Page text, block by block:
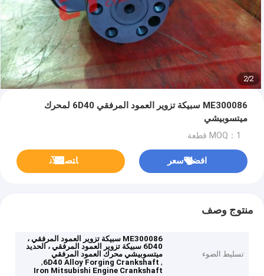
2
/
2
ME300086 سبيكة تزوير العمود المرفقي 6D40 لمحرك
ميتسوبيشي
MOQ：1 قطعة
افضل سعر ﺎﺘﺼﻟ ﺍﻶﻧ
منتوج وصف
تسليط الضوء
ME300086 سبيكة تزوير العمود المرفقي ،
6D40 سبيكة تزوير العمود المرفقي ، الحديد
ميتسوبيشي محرك العمود المرفقي
,
6D40 Alloy Forging Crankshaft
,
Iron Mitsubishi Engine Crankshaft